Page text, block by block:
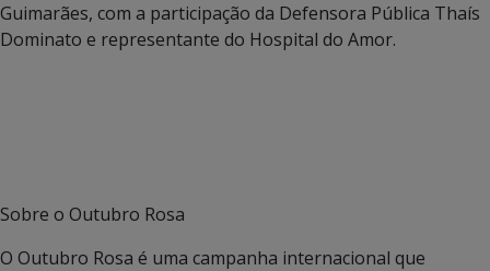
Guimarães, com a participação da Defensora Pública Thaís
Dominato e representante do Hospital do Amor.
Sobre o Outubro Rosa
O Outubro Rosa é uma campanha internacional que